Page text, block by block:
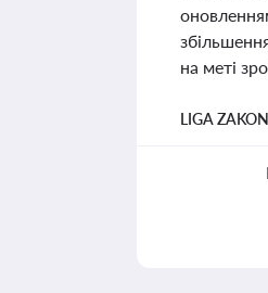
на меті
LIGA